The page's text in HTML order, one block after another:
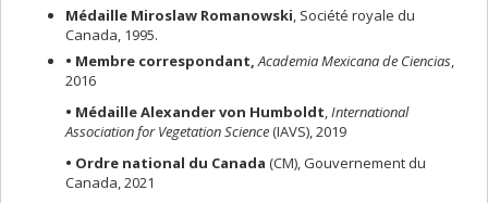
Médaille Miroslaw Romanowski, Société royale du
Canada, 1995.
• Membre correspondant, Academia Mexicana de Ciencias,
2016
• Médaille Alexander von Humboldt,International
Association for Vegetation Science(IAVS), 2019
• Ordre national du Canada (CM), Gouvernement du
Canada, 2021